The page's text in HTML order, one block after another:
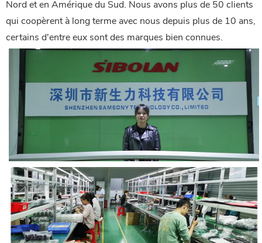
Nord et en Amérique du Sud. Nous avons plus de 50 clients
qui coopèrent à long terme avec nous depuis plus de 10 ans,
certains d'entre eux sont des marques bien connues.